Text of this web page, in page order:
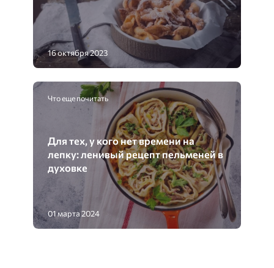
16 октября 2023
Что еще почитать
Для тех, у кого нет времени на
лепку: ленивый рецепт пельменей в
духовке
01 марта 2024